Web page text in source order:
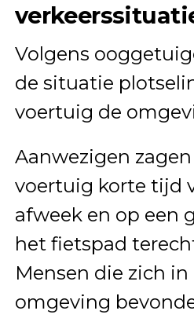
Volgens
de situatie
voertuig de
Aanwezigen
voertuig korte tijd
afweek en op een
het fietspad
Mensen die zich
omgeving